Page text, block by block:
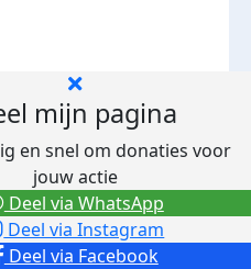
mijn pagina
en snel om donaties voor
jouw actie
Deel via Facebook
Deel via Instagram
Deel via WhatsApp